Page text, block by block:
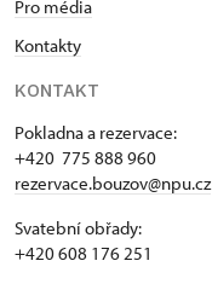
Pro média
Kontakty
KONTAKT
Pokladna a rezervace:
+420 775 888 960
rezervace.bouzov@npu.cz
Svatební obřady:
+420 608 176 251